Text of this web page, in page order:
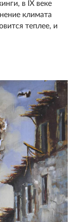
в IX веке
климата
теплее, и